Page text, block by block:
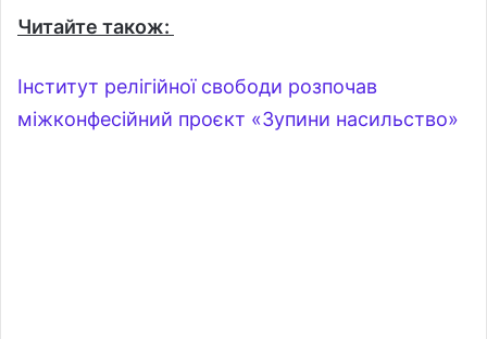
Читайте також:
Інститут релігійної свободи розпочав
міжконфесійний проєкт «Зупини насильство»